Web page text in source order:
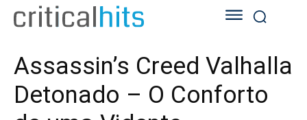
Assassin’s Creed Valhalla
Detonado – O Conforto